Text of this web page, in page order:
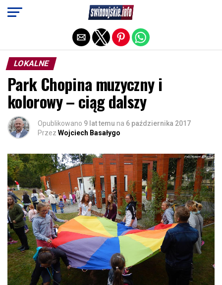
LOKALNE
Park Chopina muzyczny i
kolorowy – ciąg dalszy
Opublikowano 9 lat temu na 6 października 2017
Przez Wojciech Basałygo
Exit mobile version